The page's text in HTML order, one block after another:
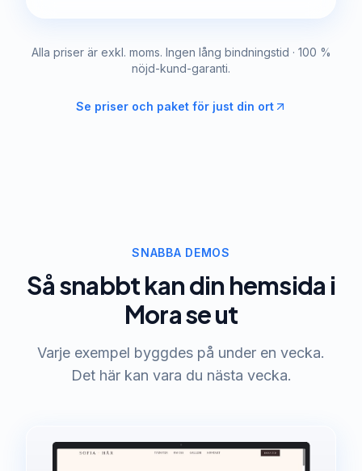
Alla priser är exkl. moms. Ingen lång bindningstid · 100 %
nöjd-kund-garanti.
Se priser och paket för just din ort
SNABBA DEMOS
Så snabbt kan din hemsida i
Mora se ut
Varje exempel byggdes på under en vecka.
Det här kan vara du nästa vecka.